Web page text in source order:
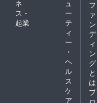
ネ
ス・
起業
ュ
ー
テ
ィ
ー
・
ヘ
ル
ス
ケ
ア
フ
ァ
ン
デ
ィ
ン
グ
と
は
プ